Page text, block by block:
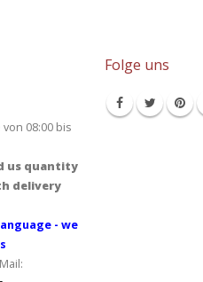
08:00 bis
us quantity
delivery
- we
Folge uns